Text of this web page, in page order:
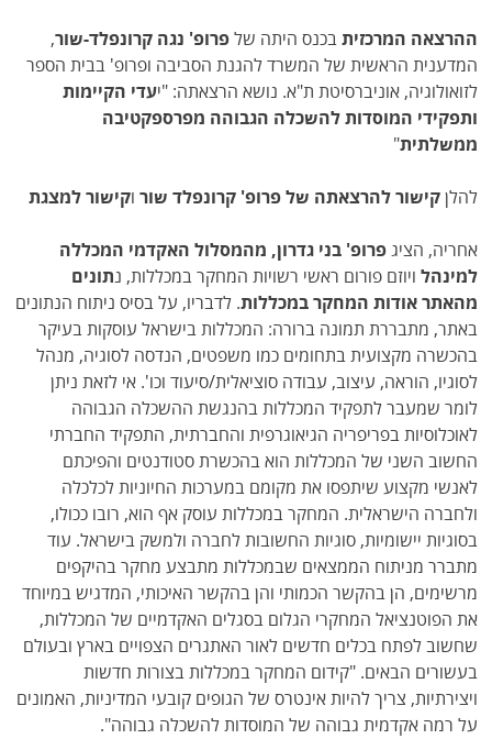
ההרצאה המרכזיתבכנס היתה שלפרופ' נגה קרונפלד-שור,
המדענית הראשית של המשרד להגנת הסביבה ופרופ' בבית הספר
לזואולוגיה, אוניברסיטת ת"א. נושא הרצאתה: "יעדי הקיימות
ותפקידי המוסדות להשכלה הגבוהה מפרספקטיבה
ממשלתית"
להלןקישור להרצאתה של פרופ' קרונפלד שור וקישור למצגת
אחריה, הציגפרופ' בני גדרון, מהמסלול האקדמי המכללה
למינהל ויוזם פורום ראשי רשויות המחקר במכללות, נתונים
מהאתר אודות המחקר במכללות. לדבריו, על בסיס ניתוח הנתונים
באתר, מתבררת תמונה ברורה: המכללות בישראל עוסקות בעיקר
בהכשרה מקצועית בתחומים כמו משפטים, הנדסה לסוגיה, מנהל
לסוגיו, הוראה, עיצוב, עבודה סוציאלית/סיעוד וכו'. אי לזאת ניתן
לומר שמעבר לתפקיד המכללות בהנגשת ההשכלה הגבוהה
לאוכלוסיות בפריפריה הגיאוגרפית והחברתית, התפקיד החברתי
החשוב השני של המכללות הוא בהכשרת סטודנטים והפיכתם
לאנשי מקצוע שיתפסו את מקומם במערכות החיוניות לכלכלה
ולחברה הישראלית. המחקר במכללות עוסק אף הוא, רובו ככולו,
בסוגיות יישומיות, סוגיות החשובות לחברה ולמשק בישראל. עוד
מתברר מניתוח הממצאים שבמכללות מתבצע מחקר בהיקפים
מרשימים, הן בהקשר הכמותי והן בהקשר האיכותי, המדגיש במיוחד
את הפוטנציאל המחקרי הגלום בסגלים האקדמיים של המכללות,
שחשוב לפתח בכלים חדשים לאור האתגרים הצפויים בארץ ובעולם
בעשורים הבאים. "קידום המחקר במכללות בצורות חדשות
ויצירתיות, צריך להיות אינטרס של הגופים קובעי המדיניות, האמונים
על רמה אקדמית גבוהה של המוסדות להשכלה גבוהה".